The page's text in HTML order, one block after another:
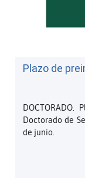
Plazo de
Doctorado de
de junio.